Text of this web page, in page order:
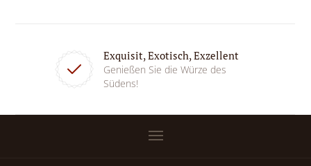
Exquisit, Exotisch, Exzellent
Genießen Sie die Würze des
Südens!